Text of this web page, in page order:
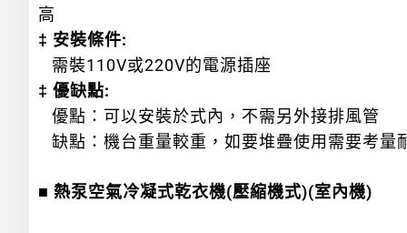
高
‡ 安裝條件:
需裝110V或220V的電源插座
‡ 優缺點:
優點：可以安裝於式內，不需另外接排風管
缺點：機台重量較重，如要堆疊使用需要考量
■ 熱泵空氣冷凝式乾衣機(壓縮機式)(室內機)